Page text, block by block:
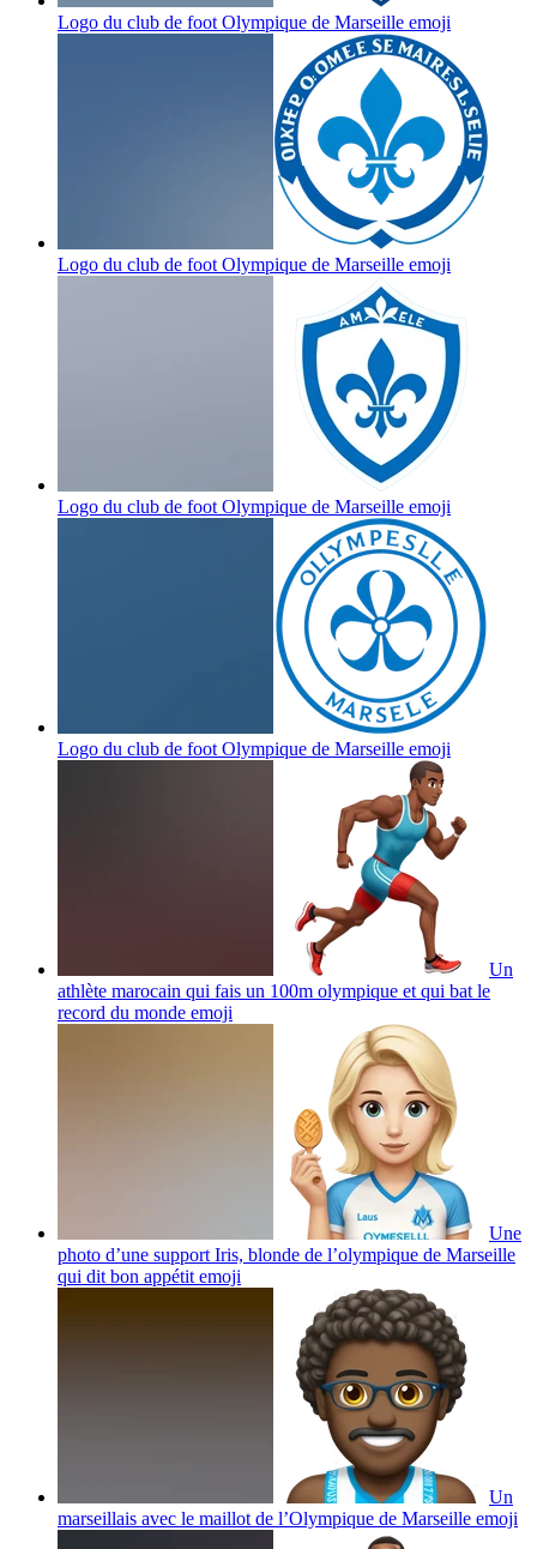
Logo du club de foot Olympique de Marseille emoji
Logo du club de foot Olympique de Marseille emoji
Logo du club de foot Olympique de Marseille emoji
Logo du club de foot Olympique de Marseille emoji
Un
athlète marocain qui fais un 100m olympique et qui bat le
record du monde emoji
Une
photo d’une support Iris, blonde de l’olympique de Marseille
qui dit bon appétit emoji
Un
marseillais avec le maillot de l’Olympique de Marseille emoji